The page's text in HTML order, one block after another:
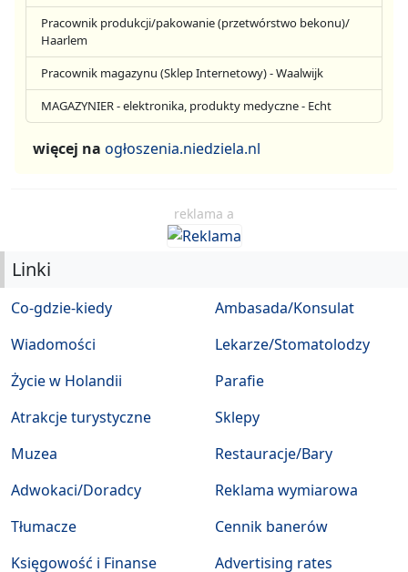
Pracownik produkcji/pakowanie (przetwórstwo bekonu)/
Haarlem
Pracownik magazynu (Sklep Internetowy) - Waalwijk
MAGAZYNIER - elektronika, produkty medyczne - Echt
więcej na ogłoszenia.niedziela.nl
reklama a
Linki
Co-gdzie-kiedy
Wiadomości
Życie w Holandii
Atrakcje turystyczne
Muzea
Ambasada/Konsulat
Lekarze/Stomatolodzy
Parafie
Sklepy
Restauracje/Bary
Adwokaci/Doradcy
Tłumacze
Księgowość i Finanse
Reklama wymiarowa
Cennik banerów
Advertising rates